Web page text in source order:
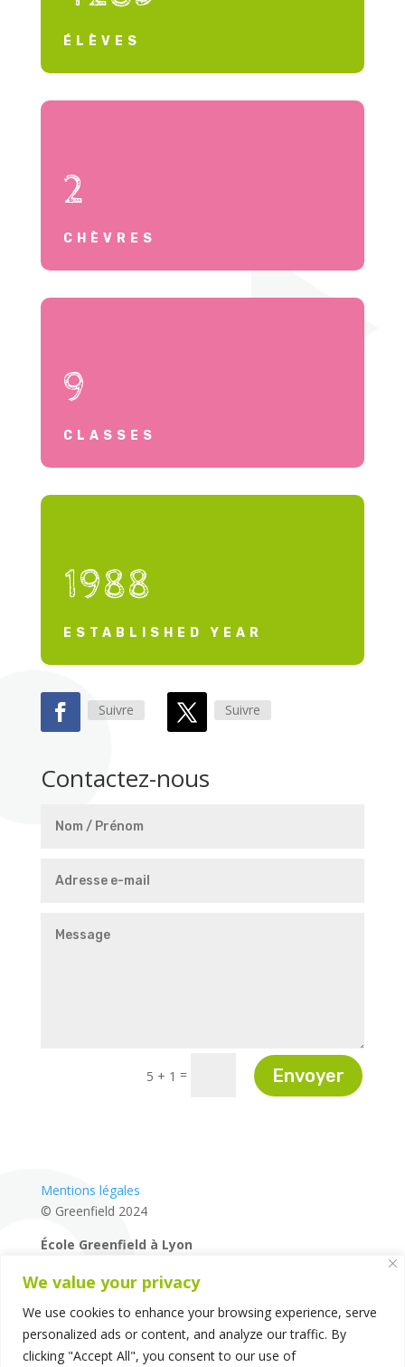
We value your privacy
We use cookies to enhance your browsing experience, serve
personalized ads or content, and analyze our traffic. By
clicking "Accept All", you consent to our use of
ÉLÈVES
2
CHÈVRES
9
CLASSES
1988
ESTABLISHED YEAR
Suivre Suivre
Contactez-nous
5 + 1 = Envoyer
Mentions légales
© Greenfield 2024
École Greenfield à Lyon
14 rue de la Mairie – 69660 – Collonges-au-Mont-d’Or
– Lyon – France